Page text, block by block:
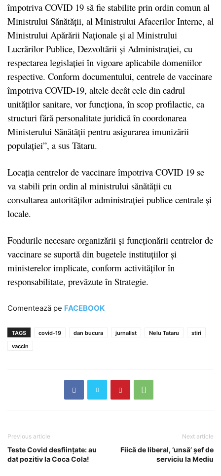
împotriva COVID 19 să fie stabilite prin ordin comun al
Ministrului Sănătății, al Ministrului Afacerilor Interne, al
Ministrului Apărării Naționale și al Ministrului
Lucrărilor Publice, Dezvoltării și Administrației, cu
respectarea legislației în vigoare aplicabile domeniilor
respective. Conform documentului, centrele de vaccinare
împotriva COVID-19, altele decât cele din cadrul
unităților sanitare, vor funcționa, în scop profilactic, ca
structuri fără personalitate juridică în coordonarea
Ministerului Sănătății pentru asigurarea imunizării
populației”, a sus Tătaru.
Locația centrelor de vaccinare împotriva COVID 19 se
va stabili prin ordin al ministrului sănătății cu
consultarea autorităților administrației publice centrale și
locale.
Fondurile necesare organizării și funcționării centrelor de
vaccinare se suportă din bugetele instituțiilor și
ministerelor implicate, conform activităților în
responsabilitate, prevăzute în Strategie.
Comentează pe FACEBOOK
TAGS covid-19 dan bucura jurnalist Nelu Tataru
stiri
vaccin
Previous article
Teste Covid desființate: au
dat pozitiv la Coca Cola!
Next article
Fiică de liberal, ‘unsă’ șef de
serviciu la Mediu